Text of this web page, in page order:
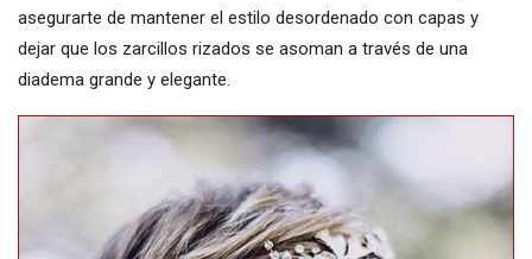
asegurarte de mantener el estilo desordenado con capas y
dejar que los zarcillos rizados se asoman a través de una
diadema grande y elegante.